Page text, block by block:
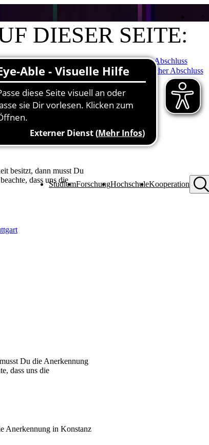
StudiumForschungHochschuleKooperation
DIESER SEITE:
Deutsche Staatangehörigkeit - ausländischer Abschluss
Ausländische Staatsangehörigkeit - ausländischer Abschluss
Beratung und Kontakt
besitzt, dann musst Du
dass uns die
Du die Anerkennung
dass uns die
Anerkennung in Konstanz